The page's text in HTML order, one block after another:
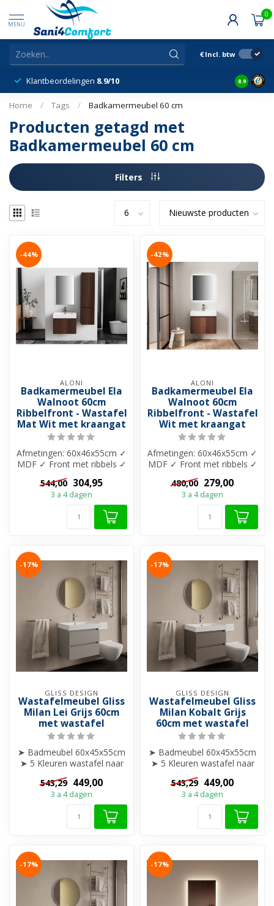
MENU
0
€ Incl. btw
Klantbeordelingen 8.9/10 8.9
Home / Tags / Badkamermeubel 60 cm
Producten getagd met
Badkamermeubel 60 cm
Filters
-44%
ALONI
Badkamermeubel Ela
Walnoot 60cm
Ribbelfront - Wastafel
Mat Wit met kraangat
Afmetingen: 60x46x55cm ✓
MDF ✓ Front met ribbels ✓
1x diepe lade met
softclose...
544,00 304,95
3 a 4 dagen
-42%
ALONI
Badkamermeubel Ela
Walnoot 60cm
Ribbelfront - Wastafel
Wit met kraangat
Afmetingen: 60x46x55cm ✓
MDF ✓ Front met ribbels ✓
1x diepe lade met
softclose...
480,00 279,00
3 a 4 dagen
-17%
GLISS DESIGN
Wastafelmeubel Gliss
Milan Lei Grijs 60cm
met wastafel
➤ Badmeubel 60x45x55cm
➤ 5 Kleuren wastafel naar
keuze
➤ 0 of 1 kraangat
➤...
543,29 449,00
3 a 4 dagen
-17%
GLISS DESIGN
Wastafelmeubel Gliss
Milan Kobalt Grijs
60cm met wastafel
➤ Badmeubel 60x45x55cm
➤ 5 Kleuren wastafel naar
keuze
➤ 0 of 1 kraangat
➤...
543,29 449,00
3 a 4 dagen
-17% -17%